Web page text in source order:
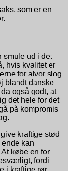
som er en
smule ud i det
hvis kvalitet er
for alvor slog
blandt danske
også godt, at
det hele for det
på kompromis
kraftige stød
kan
købe en for
fordi
i kraftige rør